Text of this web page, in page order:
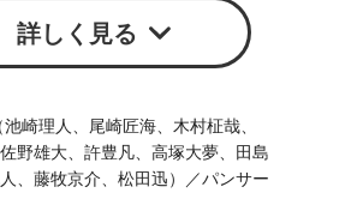
詳しく見る
崎理人、尾崎匠海、木村柾哉、
野雄大、許豊凡、高塚大夢、田島
、藤牧京介、松田迅）／パンサー